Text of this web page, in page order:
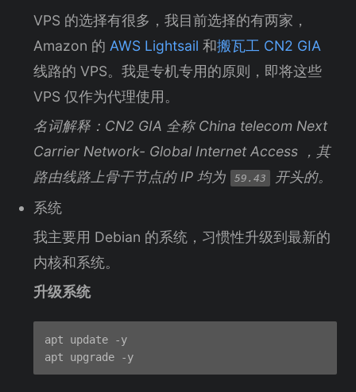
VPS 的选择有很多，我目前选择的有两家，
Amazon 的 AWS Lightsail 和搬瓦工 CN2 GIA
线路的 VPS。我是专机专用的原则，即将这些
VPS 仅作为代理使用。
名词解释：CN2 GIA 全称 China telecom Next
Carrier Network- Global Internet Access ，其
路由线路上骨干节点的 IP 均为
59.43
开头的。
系统
我主要用 Debian 的系统，习惯性升级到最新的
内核和系统。
升级系统
apt update -y
apt upgrade -y